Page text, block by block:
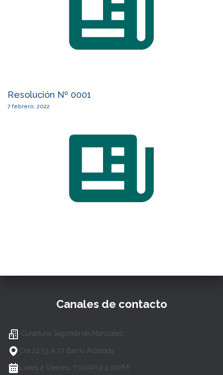
Resolución Nº 0001
7 febrero, 2022
Canales de contacto
Curaduría Segunda de Manizales
Cra 24 53 A 27 Barrio Arboleda
Lunes a Viernes, 7:00AM a 4:00PM